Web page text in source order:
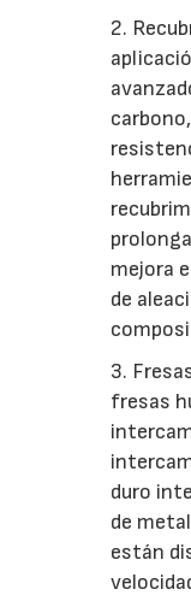
2.
mejora
de
3.
fresas
duro
de
están